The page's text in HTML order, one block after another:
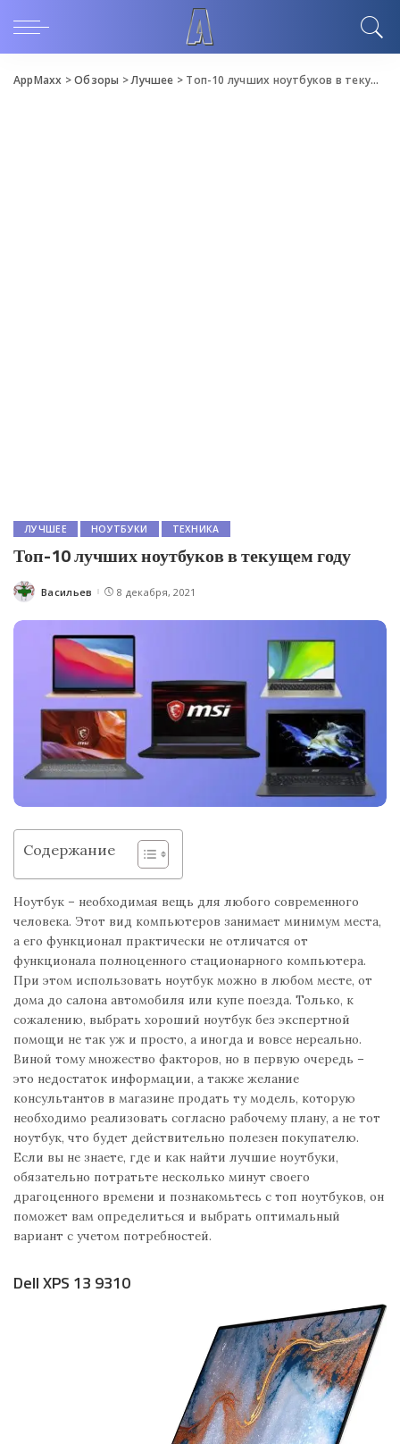
AppMaxx >Обзоры >Лучшее > Топ-10 лучших ноутбуков в текущем году
ЛУЧШЕЕ НОУТБУКИ ТЕХНИКА
Топ-10 лучших ноутбуков в текущем году
Posted
Васильев 8 декабря, 2021
Содержание
Ноутбук – необходимая вещь для любого современного
человека. Этот вид компьютеров занимает минимум места,
а его функционал практически не отличатся от
функционала полноценного стационарного компьютера.
При этом использовать ноутбук можно в любом месте, от
дома до салона автомобиля или купе поезда. Только, к
сожалению, выбрать хороший ноутбук без экспертной
помощи не так уж и просто, а иногда и вовсе нереально.
Виной тому множество факторов, но в первую очередь –
это недостаток информации, а также желание
консультантов в магазине продать ту модель, которую
необходимо реализовать согласно рабочему плану, а не тот
ноутбук, что будет действительно полезен покупателю.
Если вы не знаете, где и как найти лучшие ноутбуки,
обязательно потратьте несколько минут своего
драгоценного времени и познакомьтесь с топ ноутбуков, он
поможет вам определиться и выбрать оптимальный
вариант с учетом потребностей.
Dell XPS 13 9310